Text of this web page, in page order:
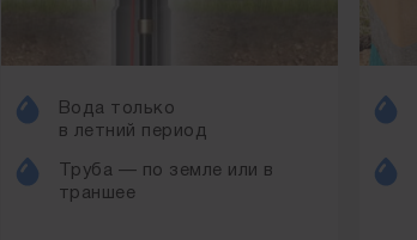
Вода только
в летний период
Труба — по земле или в
траншее